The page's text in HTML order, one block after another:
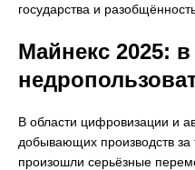
государства и
Майнекс 2025:
В области цифровизации и
добывающих производств за
произошли серьёзные